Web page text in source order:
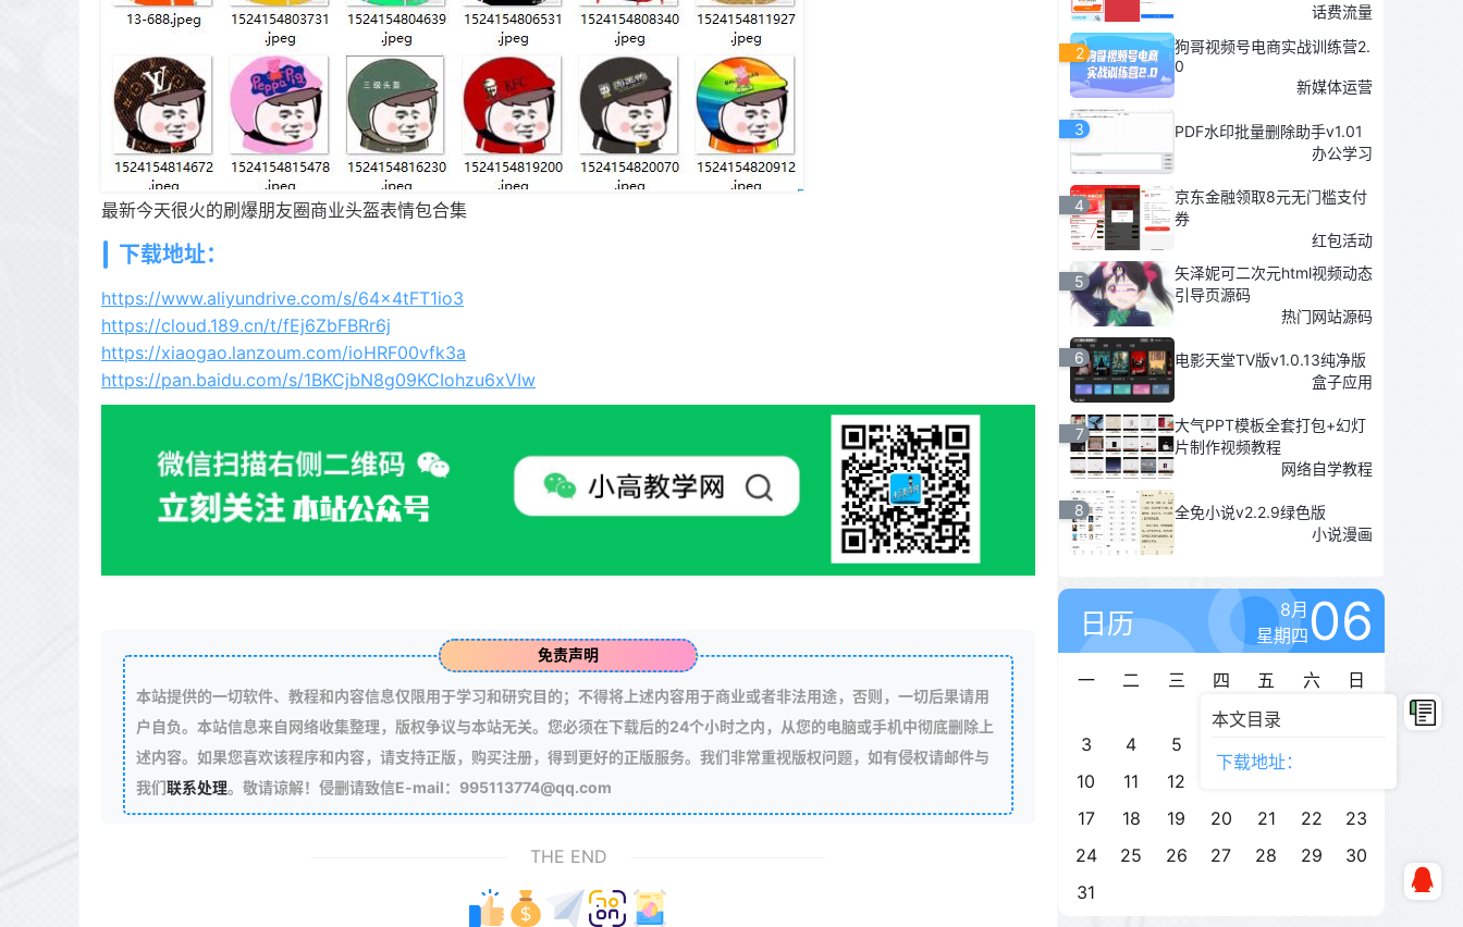
本文目录
下载地址：
最新今天很火的刷爆朋友圈商业头盔表情包合集
下载地址：
https://www.aliyundrive.com/s/64x4tFT1io3
https://cloud.189.cn/t/fEj6ZbFBRr6j
https://xiaogao.lanzoum.com/ioHRF00vfk3a
https://pan.baidu.com/s/1BKCjbN8g09KCIohzu6xVIw
免责声明
本站提供的一切软件、教程和内容信息仅限用于学习和研究目的；不得将上述内容用于商业或者非法用途，否则，一切后果请用
户自负。本站信息来自网络收集整理，版权争议与本站无关。您必须在下载后的24个小时之内，从您的电脑或手机中彻底删除上
述内容。如果您喜欢该程序和内容，请支持正版，购买注册，得到更好的正版服务。我们非常重视版权问题，如有侵权请邮件与
我们联系处理。敬请谅解！侵删请致信E-mail：995113774@qq.com
THE END
话费流量
2
狗哥视频号电商实战训练营2.
0
新媒体运营
3
PDF水印批量删除助手v1.01
办公学习
4
京东金融领取8元无门槛支付
券
红包活动
5
矢泽妮可二次元html视频动态
引导页源码
热门网站源码
6
电影天堂TV版v1.0.13纯净版
盒子应用
7
大气PPT模板全套打包+幻灯
片制作视频教程
网络自学教程
8
全免小说v2.2.9绿色版
小说漫画
日历
8月
星期四06
一 二 三 四 五 六
日
3
4 5
10
11 12
17
18 19 20 21 22
23
24
25 26 27 28 29
30
31